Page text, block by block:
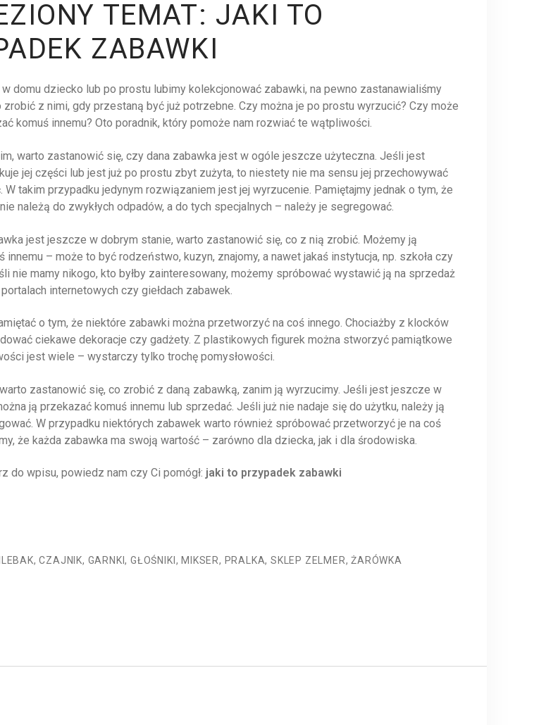
TEMAT: JAKI TO
ZABAWKI
domu dziecko lub po prostu lubimy kolekcjonować zabawki, na pewno zastanawialiśmy
zrobić z nimi, gdy przestaną być już potrzebne. Czy można je po prostu wyrzucić? Czy może
komuś innemu? Oto poradnik, który pomoże nam rozwiać te wątpliwości.
warto zastanowić się, czy dana zabawka jest w ogóle jeszcze użyteczna. Jeśli jest
jej części lub jest już po prostu zbyt zużyta, to niestety nie ma sensu jej przechowywać
W takim przypadku jedynym rozwiązaniem jest jej wyrzucenie. Pamiętajmy jednak o tym, że
należą do zwykłych odpadów, a do tych specjalnych – należy je segregować.
jest jeszcze w dobrym stanie, warto zastanowić się, co z nią zrobić. Możemy ją
innemu – może to być rodzeństwo, kuzyn, znajomy, a nawet jakaś instytucja, np. szkoła czy
nie mamy nikogo, kto byłby zainteresowany, możemy spróbować wystawić ją na sprzedaż
internetowych czy giełdach zabawek.
o tym, że niektóre zabawki można przetworzyć na coś innego. Chociażby z klocków
ciekawe dekoracje czy gadżety. Z plastikowych figurek można stworzyć pamiątkowe
jest wiele – wystarczy tylko trochę pomysłowości.
zastanowić się, co zrobić z daną zabawką, zanim ją wyrzucimy. Jeśli jest jeszcze w
ją przekazać komuś innemu lub sprzedać. Jeśli już nie nadaje się do użytku, należy ją
W przypadku niektórych zabawek warto również spróbować przetworzyć je na coś
że każda zabawka ma swoją wartość – zarówno dla dziecka, jak i dla środowiska.
do wpisu, powiedz nam czy Ci pomógł: jaki to przypadek zabawki
,CZAJNIK, GARNKI,GŁOŚNIKI , MIKSER, PRALKA, SKLEP ZELMER,ŻARÓWKA